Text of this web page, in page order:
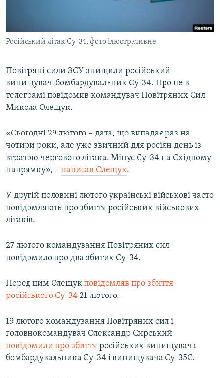
УКРАЇНСЬКА ПРОБЛЕМА КРИМУ
Qırımtatar
Усі сайти RFE/RL
Російський літак Су-34, фото ілюстративне
Повітряні сили ЗСУ знищили російський
винищувач-бомбардувальник Су-34. Про це в
телеграмі повідомив командувач Повітряних Сил
Микола Олещук.
«Сьогодні 29 лютого – дата, що випадає раз на
чотири роки, але уже звичний для росіян день із
втратою чергового літака. Мінус Су-34 на Східному
напрямку», – написав Олещук.
У другій половині лютого українські військові часто
повідомляють про збиття російських військових
літаків.
27 лютого командування Повітряних сил
повідомило про два збитих Су-34.
Перед цим Олещук повідомляв про збиття
російського Су-34 21 лютого.
19 лютого командування Повітряних сил і
головнокомандувач Олександр Сирський
повідомили про збиття російських винищувача-
бомбардувальника Су-34 і винищувача Су-35С.